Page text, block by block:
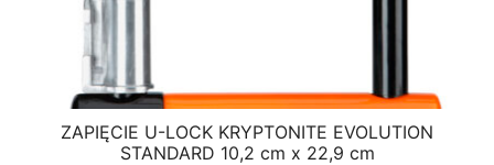
ZAPIĘCIE U-LOCK KRYPTONITE EVOLUTION
STANDARD 10,2 cm x 22,9 cm